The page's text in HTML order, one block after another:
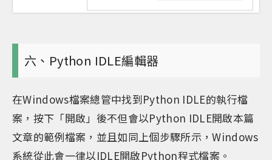
六、Python IDLE編輯器
在Windows檔案總管中找到Python IDLE的執行檔
案，按下「開啟」後不但會以Python IDLE開啟本篇
文章的範例檔案，並且如同上個步驟所示，Windows
系統從此會一律以IDLE開啟Python程式檔案。